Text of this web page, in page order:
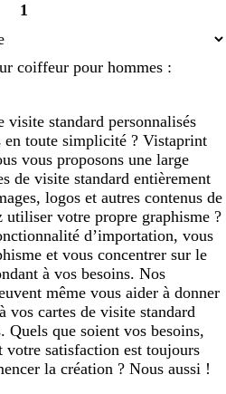
Page
1
coiffeur pour hommes :
visite standard personnalisés
toute simplicité ? Vistaprint
vous proposons une large
de visite standard entièrement
logos et autres contenus de
utiliser votre propre graphisme ?
d’importation, vous
et vous concentrer sur le
à vos besoins. Nos
même vous aider à donner
vos cartes de visite standard
que soient vos besoins,
votre satisfaction est toujours
la création ? Nous aussi !